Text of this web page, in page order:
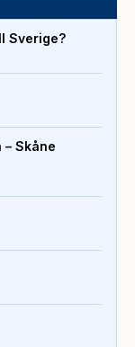
Sverige?
Skåne